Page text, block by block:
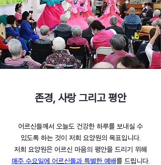
존경, 사랑 그리고 평안
​어르신들께서 오늘도 건강한 하루를 보내실 수
있도록 하는 것이 저희 요양원의 목표입니다.
저희 요양원은 어르신 마음의 평안을 드리기 위해
매주 수요일에 어르신들과 특별한 예배를 드립니다.